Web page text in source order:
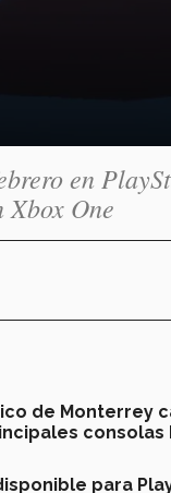
en
Xbox One
de Monterrey
consolas
para